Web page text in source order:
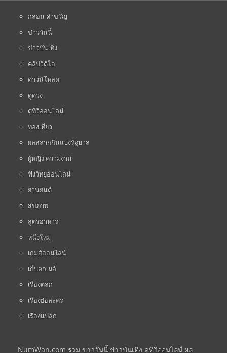
กลอน คำขวัญ
ข่าววันนี้
ข่าวบันเทิง
คลิปวิดีโอ
ดาวน์โหลด
ดูดวง
ดูทีวีออนไลน์
ท่องเที่ยว
ผลสลากกินแบ่งรัฐบาล
ผู้หญิง ความงาม
ฟังวิทยุออนไลน์
ยานยนต์
สุขภาพ
สูตรอาหาร
หนังใหม่
เกมส์ออนไลน์
เก็บตกเมล์
เรื่องตลก
เรื่องย่อละคร
เรื่องแปลก
NumWan.com รวม ข่าววันนี้ ข่าวบันเทิง ดูทีวีออนไลน์ ผล